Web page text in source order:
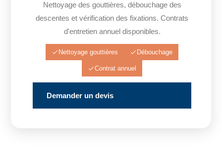
Nettoyage des gouttières, débouchage des
descentes et vérification des fixations. Contrats
d'entretien annuel disponibles.
Nettoyage gouttières Débouchage
Contrat annuel
Demander un devis